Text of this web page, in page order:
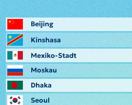
Beijing
Kinshasa
Mexiko-Stadt
Moskau
Dhaka
Seoul